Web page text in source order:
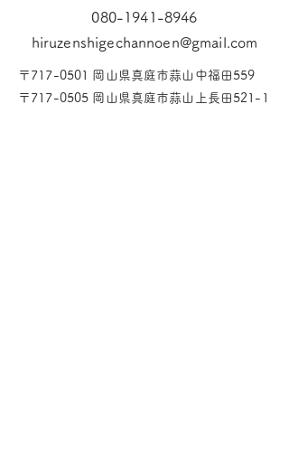
080-1941-8946
hiruzenshigechannoen@gmail.com
〒717-0501 岡山県真庭市蒜山中福田559
〒717-0505 岡山県真庭市蒜山上長田521-1